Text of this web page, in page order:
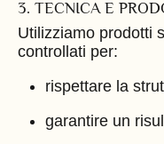
3. TECNICA E
Utilizziamo prodotti
controllati per:
rispettare la
garantire un